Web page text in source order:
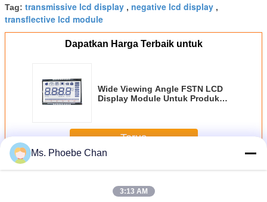
Tag: transmissive lcd display , negative lcd display ,
transflective lcd module
Dapatkan Harga Terbaik untuk
Wide Viewing Angle FSTN LCD
Display Module Untuk Produk
Terus
LebihLayar LCD FSTN
Ms. Phoebe Chan
3:13 AM